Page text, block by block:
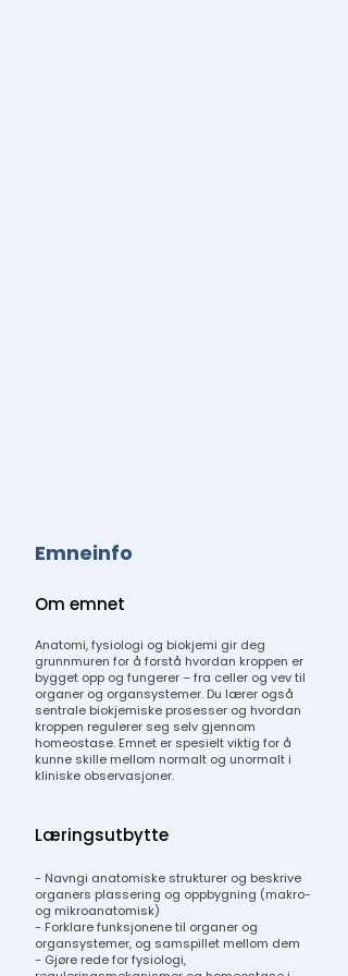
Emneinfo
Om emnet
Anatomi, fysiologi og biokjemi gir deg
grunnmuren for å forstå hvordan kroppen er
bygget opp og fungerer – fra celler og vev til
organer og organsystemer. Du lærer også
sentrale biokjemiske prosesser og hvordan
kroppen regulerer seg selv gjennom
homeostase. Emnet er spesielt viktig for å
kunne skille mellom normalt og unormalt i
kliniske observasjoner.
Læringsutbytte
- Navngi anatomiske strukturer og beskrive
organers plassering og oppbygning (makro-
og mikroanatomisk)
- Forklare funksjonene til organer og
organsystemer, og samspillet mellom dem
- Gjøre rede for fysiologi,